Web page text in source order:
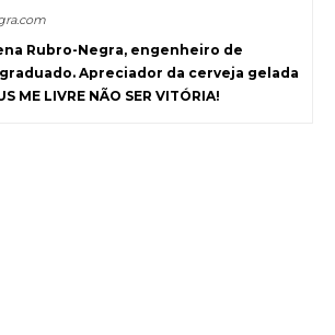
Rubro-Negra, engenheiro de
Apreciador da cerveja gelada
ME LIVRE NÃO SER VITÓRIA!